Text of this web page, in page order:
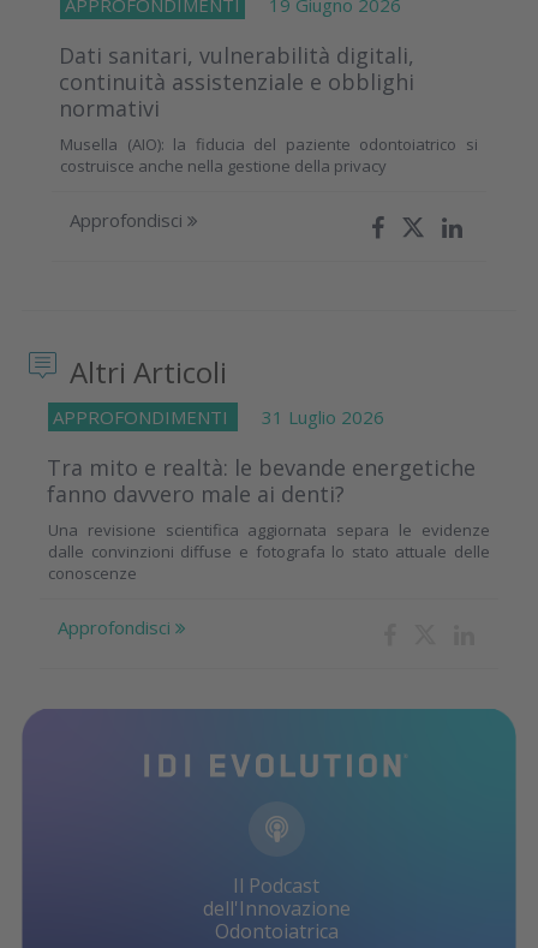
Dati sanitari, vulnerabilità digitali,
continuità assistenziale e obblighi
normativi
Musella (AIO): la fiducia del paziente odontoiatrico si
costruisce anche nella gestione della privacy
Approfondisci
Altri Articoli
APPROFONDIMENTI 31 Luglio 2026
Tra mito e realtà: le bevande energetiche
fanno davvero male ai denti?
Una revisione scientifica aggiornata separa le evidenze
dalle convinzioni diffuse e fotografa lo stato attuale delle
conoscenze
Approfondisci
Il Podcast
dell'Innovazione
Odontoiatrica